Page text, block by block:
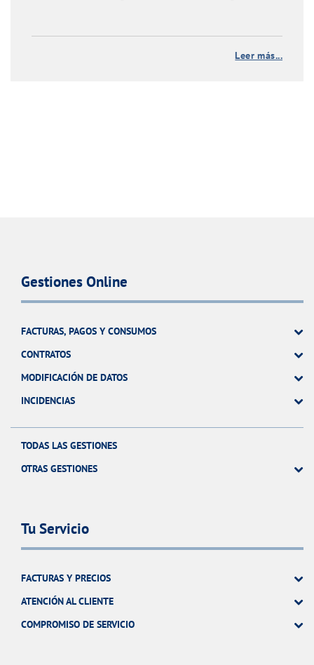
Leer más...
Gestiones Online
FACTURAS, PAGOS Y CONSUMOS
CONTRATOS
MODIFICACIÓN DE DATOS
INCIDENCIAS
TODAS LAS GESTIONES
OTRAS GESTIONES
Tu Servicio
FACTURAS Y PRECIOS
ATENCIÓN AL CLIENTE
COMPROMISO DE SERVICIO